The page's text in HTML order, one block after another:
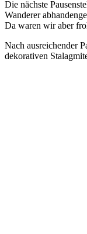
Die nächste
Wanderer
Da waren wir aber
Nach ausreichender
dekorativen